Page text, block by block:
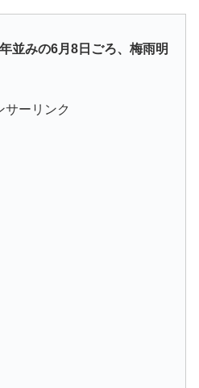
並みの6月8日ごろ、梅雨明
サーリンク